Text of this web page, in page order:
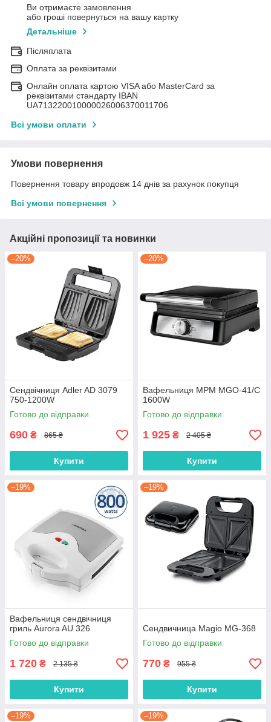
Ви отримаєте замовлення
або гроші повернуться на вашу картку
Детальніше
Післяплата
Оплата за реквізитами
Онлайн оплата картою VISA або MasterCard за
реквізитами стандарту IBAN
UA713220010000026006370011706
Всі умови оплати
Умови повернення
Повернення товару впродовж 14 днів за рахунок покупця
Всі умови повернення
Акційні пропозиції та новинки
–20%
Сендвічниця Adler AD 3079
750-1200W
Готово до відправки
690 ₴ 865 ₴
Купити
–20%
Вафельниця MPM MGO-41/C
1600W
Готово до відправки
1 925 ₴ 2 405 ₴
Купити
–19%
Вафельниця сендвічниця
гриль Aurora AU 326
Готово до відправки
1 720 ₴ 2 135 ₴
Купити
–19%
Сендвичница Magio MG-368
Готово до відправки
770 ₴ 955 ₴
Купити
–19% –19%